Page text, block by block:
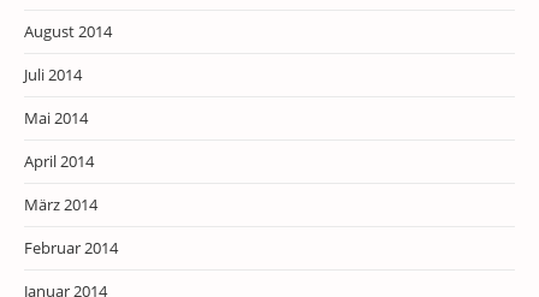
August 2014
Juli 2014
Mai 2014
April 2014
März 2014
Februar 2014
Januar 2014